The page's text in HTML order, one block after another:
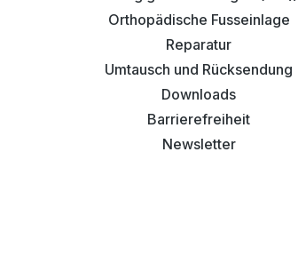
Orthopädische Fusseinlage
Reparatur
Umtausch und Rücksendung
Downloads
Barrierefreiheit
Newsletter